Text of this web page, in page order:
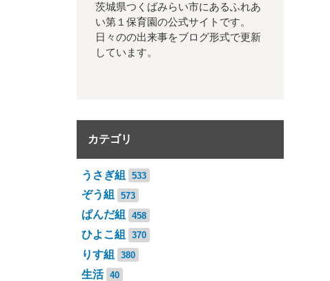
茨城県つくばみらい市にあるふれあ
い第１保育園の公式サイトです。
日々のの出来事をブログ形式で更新
しています。
カテゴリ
うさぎ組 533
ぞう組 573
ぱんだ組 458
ひよこ組 370
りす組 380
生活 40